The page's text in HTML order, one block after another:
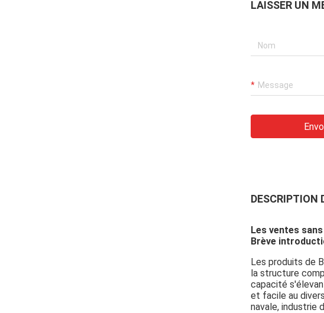
LAISSER UN
DESCRIPTION
Les ventes
Brève
Les produits de
la structure
capacité
et facile au
navale, industrie